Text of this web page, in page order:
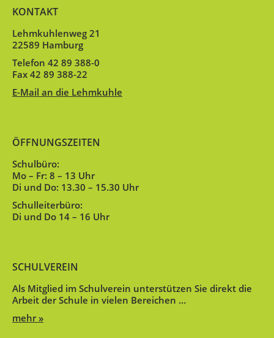
KONTAKT
Lehmkuhlenweg 21
22589 Hamburg
Telefon 42 89 388-0
Fax 42 89 388-22
E-Mail an die Lehmkuhle
ÖFFNUNGSZEITEN
Schulbüro:
Mo – Fr: 8 – 13 Uhr
Di und Do: 13.30 – 15.30 Uhr
Schulleiterbüro:
Di und Do 14 – 16 Uhr
SCHULVEREIN
Als Mitglied im Schulverein unterstützen Sie direkt die
Arbeit der Schule in vielen Bereichen …
mehr »